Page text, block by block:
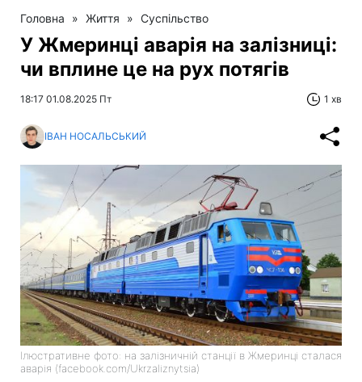
Головна » Життя » Суспільство
У Жмеринці аварія на залізниці:
чи вплине це на рух потягів
18:17 01.08.2025 Пт 1 хв
ІВАН НОСАЛЬСЬКИЙ
Ілюстративне фото: на залізничній станції в Жмеринці сталася
аварія (facebook.com/Ukrzaliznytsia)